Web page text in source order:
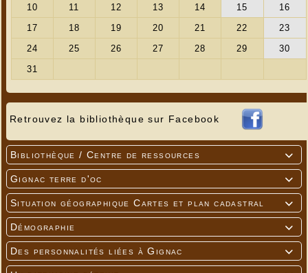
Retrouvez la bibliothèque sur Facebook

Bibliothèque / Centre de ressources

Gignac terre d'oc

Situation géographique Cartes et plan cadastral

Démographie

Des personnalités liées à Gignac